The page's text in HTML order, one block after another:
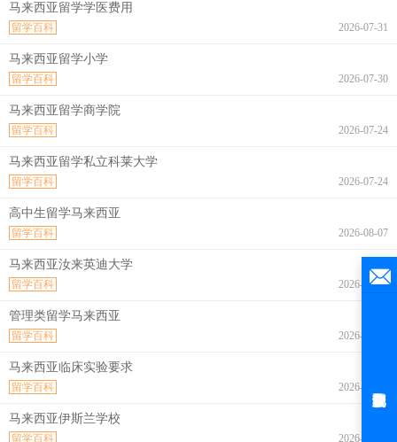
马来西亚留学学医费用
2026-07-31
留学百科
马来西亚留学小学
2026-07-30
留学百科
马来西亚留学商学院
2026-07-24
留学百科
马来西亚留学私立科莱大学
2026-07-24
留学百科
高中生留学马来西亚
2026-08-07
留学百科
马来西亚汝来英迪大学
2026-08-07
留学百科
管理类留学马来西亚
2026-08-07
留学百科
马来西亚临床实验要求
2026-08-07
留学百科
马来西亚伊斯兰学校
2026-08-07
留学百科